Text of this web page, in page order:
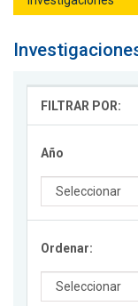
FILTRAR POR:
Año
Ordenar: